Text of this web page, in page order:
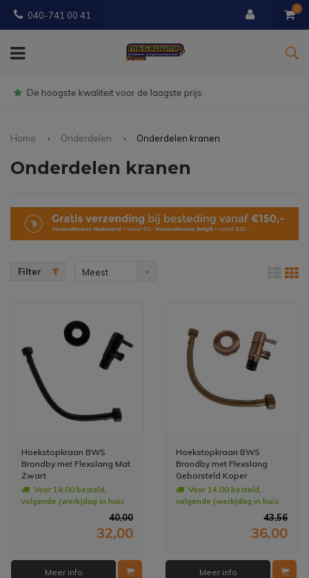
040-741 00 41
0
Gratisbezorgd vanaf € 150
Home Onderdelen Onderdelen kranen
Onderdelen kranen
Filter
Meest
Hoekstopkraan BWS
Brondby met Flexslang Mat
Zwart
Voor 14:00 besteld,
volgende (werk)dag in huis
40,00
32,00
Meer info
Hoekstopkraan BWS
Brondby met Flexslang
Geborsteld Koper
Voor 14:00 besteld,
volgende (werk)dag in huis
43,56
36,00
Meer info